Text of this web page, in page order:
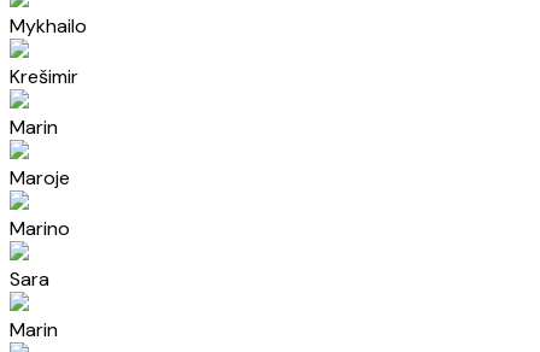
Mykhailo
Krešimir
Marin
Maroje
Marino
Sara
Marin